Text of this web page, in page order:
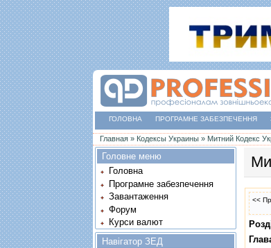
ГОЛОВНА ПРОГРАМНЕ ЗАБЕЗПЕЧЕННЯ
Ви є тут
Главная » Кодексы Украины » Митний Кодекс
<<
Головне меню
Головна
Програмне забезпечення
Завантаження
Форум
Курси валют
Навігатор ЗЕД